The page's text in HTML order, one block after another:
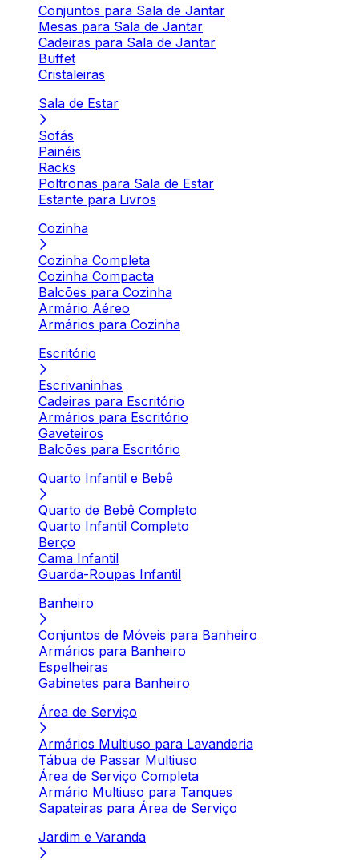
Conjuntos para Sala de Jantar
Mesas para Sala de Jantar
Cadeiras para Sala de Jantar
Buffet
Cristaleiras
Sala de Estar
Sofás
Painéis
Racks
Poltronas para Sala de Estar
Estante para Livros
Cozinha
Cozinha Completa
Cozinha Compacta
Balcões para Cozinha
Armário Aéreo
Armários para Cozinha
Escritório
Escrivaninhas
Cadeiras para Escritório
Armários para Escritório
Gaveteiros
Balcões para Escritório
Quarto Infantil e Bebê
Quarto de Bebê Completo
Quarto Infantil Completo
Berço
Cama Infantil
Guarda-Roupas Infantil
Banheiro
Conjuntos de Móveis para Banheiro
Armários para Banheiro
Espelheiras
Gabinetes para Banheiro
Área de Serviço
Armários Multiuso para Lavanderia
Tábua de Passar Multiuso
Área de Serviço Completa
Armário Multiuso para Tanques
Sapateiras para Área de Serviço
Jardim e Varanda